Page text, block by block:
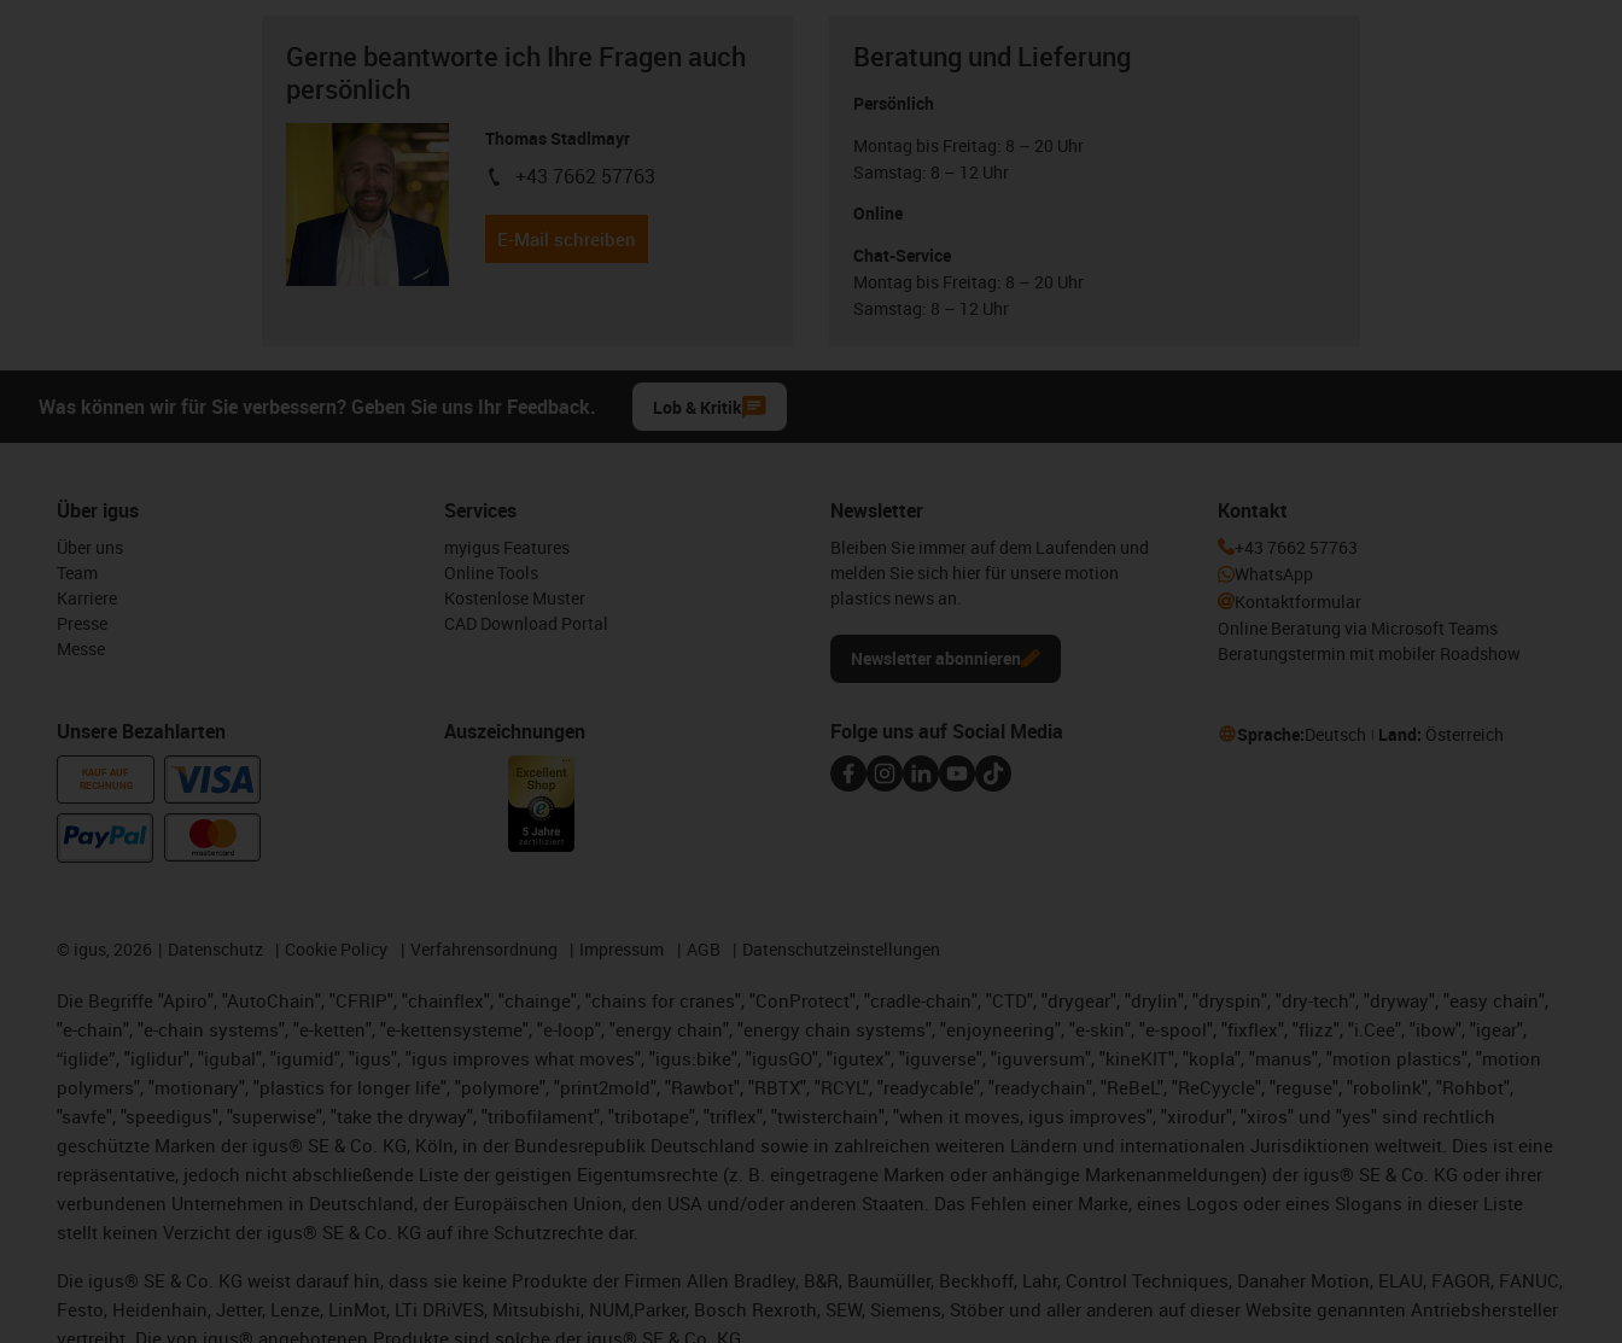
Gerne beantworte ich Ihre Fragen auch
persönlich
Thomas Stadlmayr
igus-icon-phone
+43 7662 57763
E-Mail schreiben
Beratung und Lieferung
Persönlich
Montag bis Freitag: 8 – 20 Uhr
Samstag: 8 – 12 Uhr
Online
Chat-Service
Montag bis Freitag: 8 – 20 Uhr
Samstag: 8 – 12 Uhr
Was können wir für Sie verbessern? Geben Sie uns Ihr Feedback. Lob & Kritik
Über igus
Über uns
Team
Karriere
Presse
Messe
Unsere Bezahlarten
KAUF AUF
RECHNUNG
Services
myigus Features
Online Tools
Kostenlose Muster
CAD Download Portal
Auszeichnungen
Newsletter
Bleiben Sie immer auf dem Laufenden und
melden Sie sich hier für unsere motion
plastics news an.
Newsletter abonnieren
Kontakt
+43 7662 57763
WhatsApp
Kontaktformular
Online Beratung via Microsoft Teams
Beratungstermin mit mobiler Roadshow
Folge uns auf Social Media Sprache:Deutsch Land: Österreich
© igus, 2026 Datenschutz Cookie Policy Verfahrensordnung Impressum AGB Datenschutzeinstellungen
Die Begriffe "Apiro", "AutoChain", "CFRIP", "chainflex", "chainge", "chains for cranes", "ConProtect", "cradle-chain", "CTD", "drygear", "drylin", "dryspin", "dry-tech", "dryway", "easy chain",
"e-chain", "e-chain systems", "e-ketten", "e-kettensysteme", "e-loop", "energy chain", "energy chain systems", "enjoyneering", "e-skin", "e-spool", "fixflex", "flizz", "i.Cee", "ibow", "igear",
“iglide”, "iglidur", "igubal", "igumid", "igus", "igus improves what moves", "igus:bike", "igusGO", "igutex", "iguverse", "iguversum", "kineKIT", "kopla", "manus", "motion plastics", "motion
polymers", "motionary", "plastics for longer life", "polymore", "print2mold", "Rawbot", "RBTX", "RCYL", "readycable", "readychain", "ReBeL", "ReCyycle", "reguse", "robolink", "Rohbot",
"savfe", "speedigus", "superwise", "take the dryway", "tribofilament", "tribotape", "triflex", "twisterchain", "when it moves, igus improves", "xirodur", "xiros" und "yes" sind rechtlich
geschützte Marken der igus® SE & Co. KG, Köln, in der Bundesrepublik Deutschland sowie in zahlreichen weiteren Ländern und internationalen Jurisdiktionen weltweit. Dies ist eine
repräsentative, jedoch nicht abschließende Liste der geistigen Eigentumsrechte (z. B. eingetragene Marken oder anhängige Markenanmeldungen) der igus® SE & Co. KG oder ihrer
verbundenen Unternehmen in Deutschland, der Europäischen Union, den USA und/oder anderen Staaten. Das Fehlen einer Marke, eines Logos oder eines Slogans in dieser Liste
stellt keinen Verzicht der igus® SE & Co. KG auf ihre Schutzrechte dar.
Die igus® SE & Co. KG weist darauf hin, dass sie keine Produkte der Firmen Allen Bradley, B&R, Baumüller, Beckhoff, Lahr, Control Techniques, Danaher Motion, ELAU, FAGOR, FANUC,
Festo, Heidenhain, Jetter, Lenze, LinMot, LTi DRiVES, Mitsubishi, NUM,Parker, Bosch Rexroth, SEW, Siemens, Stöber und aller anderen auf dieser Website genannten Antriebshersteller
vertreibt. Die von igus® angebotenen Produkte sind solche der igus® SE & Co. KG.